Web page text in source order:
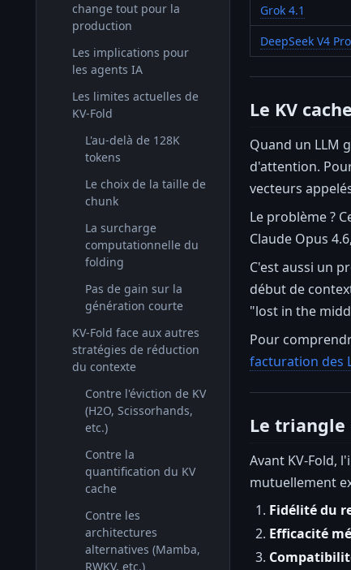
change tout pour la
production
Les implications pour
les agents IA
Les limites actuelles de
KV-Fold
L'au-delà de 128K
tokens
Le choix de la taille de
chunk
La surcharge
computationnelle du
folding
Pas de gain sur la
génération courte
KV-Fold face aux autres
stratégies de réduction
du contexte
Contre l'éviction de KV
(H2O, Scissorhands,
etc.)
Contre la
quantification du KV
cache
Contre les
architectures
alternatives (Mamba,
RWKV, etc.)
Grok 4.1
DeepSeek V4
Le KV
Quand un LLM
d'attention.
vecteurs
Le problème ?
Claude Opus
C'est aussi un
début de
"lost in the
Pour
facturation des
Le
Avant KV-Fold,
mutuellement
Fidélité du
Efficacité